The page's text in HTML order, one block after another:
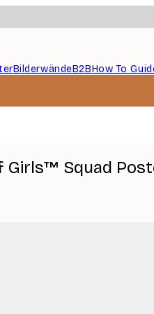
BilderwändeB2BHow To
Girls™ Squad